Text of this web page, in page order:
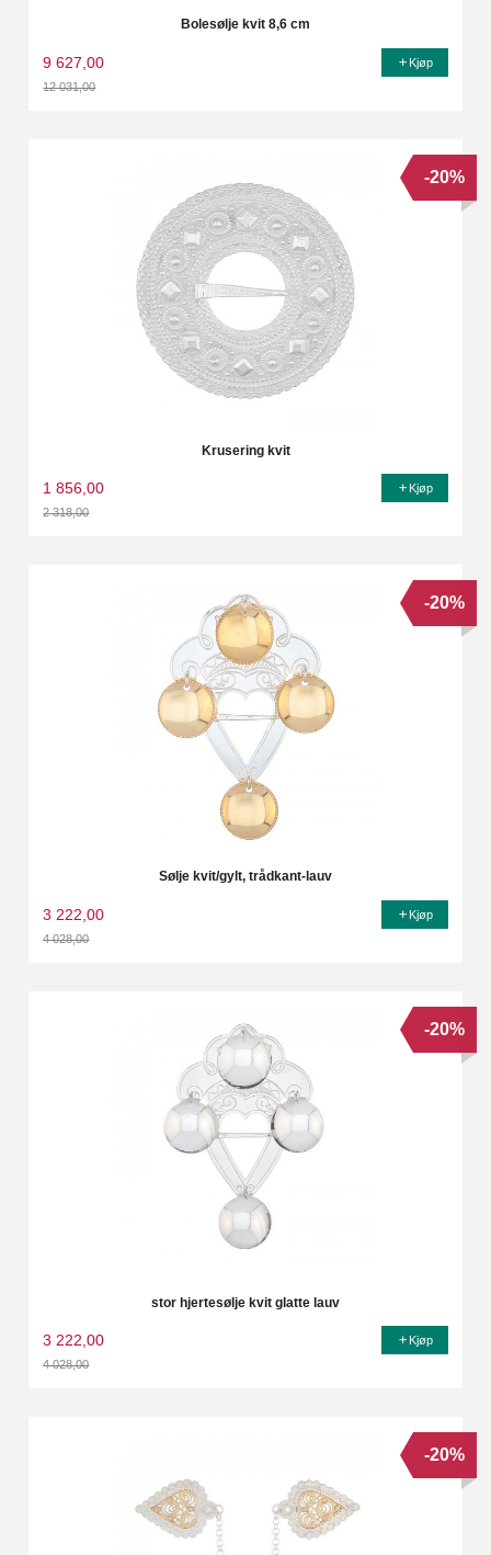
Bolesølje kvit 8,6 cm
9 627,00
12 031,00
Kjøp
Krusering kvit
1 856,00
2 318,00
-20%
Kjøp
Sølje kvit/gylt, trådkant-lauv
3 222,00
4 028,00
-20%
Kjøp
stor hjertesølje kvit glatte lauv
3 222,00
4 028,00
-20%
Kjøp
-20%